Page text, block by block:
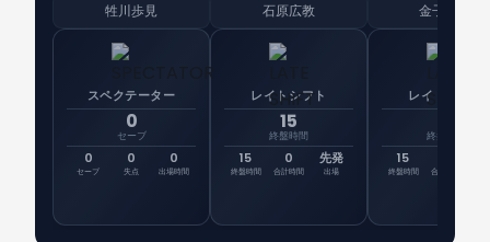
牲川歩見
スペクテーター
0
セーブ
0
セーブ
0
失点
0
出場時間
石原広教
レイトシフト
15
終盤時間
15
終盤時間
0
合計時間
先発
出場
金子 拓郎
レイトシフト
終盤時間
15
終盤時間 合計時間